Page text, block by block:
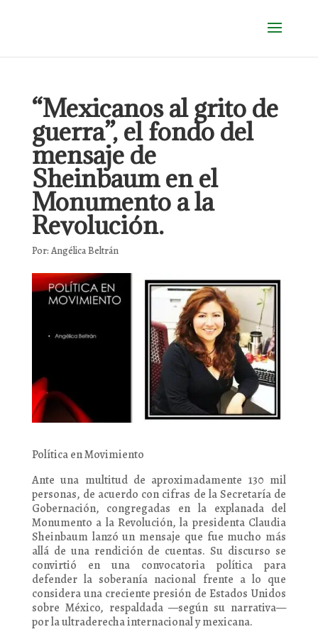
“Mexicanos al grito de
guerra”, el fondo del
mensaje de
Sheinbaum en el
Monumento a la
Revolución.
Por: Angélica Beltrán
Política en Movimiento
Ante una multitud de aproximadamente 130 mil
personas, de acuerdo con cifras de la Secretaría de
Gobernación, congregadas en la explanada del
Monumento a la Revolución, la presidenta Claudia
Sheinbaum lanzó un mensaje que fue mucho más
allá de una rendición de cuentas. Su discurso se
convirtió en una convocatoria política para
defender la soberanía nacional frente a lo que
considera una creciente presión de Estados Unidos
sobre México, respaldada —según su narrativa—
por la ultraderecha internacional y mexicana.